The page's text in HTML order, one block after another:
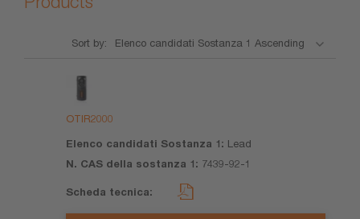
Sort by:
1
OTIR2000
Lead
7439-92-1